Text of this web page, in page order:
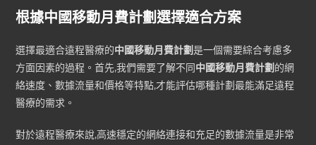
根據中國移動月費計劃選擇適合方案
選擇最適合遠程醫療的中國移動月費計劃是一個需要綜合考慮多
方面因素的過程。首先,我們需要了解不同中國移動月費計劃 的網
絡速度、數據流量和價格等特點,才能評估哪種計劃最能滿足遠程
醫療的需求。
對於遠程醫療來說,高速穩定的網絡連接和充足的數據流量是非常